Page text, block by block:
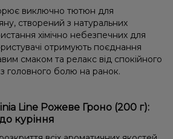
виключно тютюн для
створений з натуральних
хімічно небезпечних для
отримують поєднання
смаком та релакс від спокійного
головного болю на ранок.
Line Рожеве Гроно (200 г):
куріння